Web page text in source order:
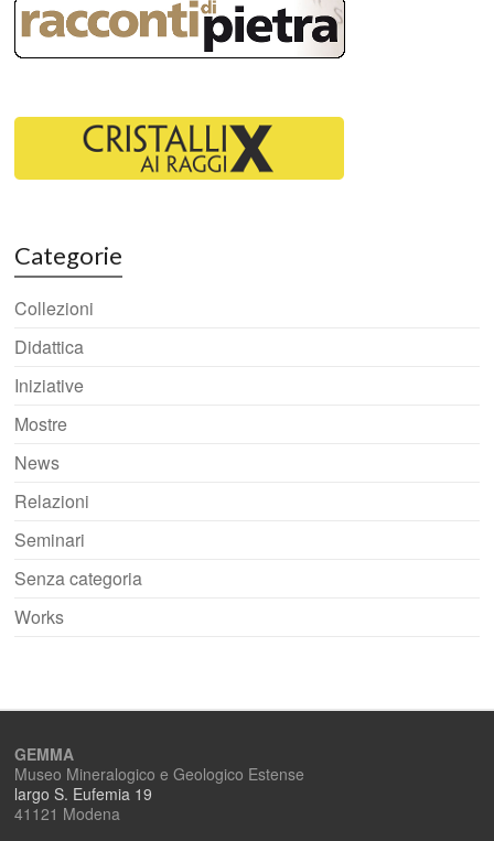
Categorie
Collezioni
Didattica
Iniziative
Mostre
News
Relazioni
Seminari
Senza categoria
Works
GEMMA
Museo Mineralogico e Geologico Estense
largo S. Eufemia 19
41121 Modena